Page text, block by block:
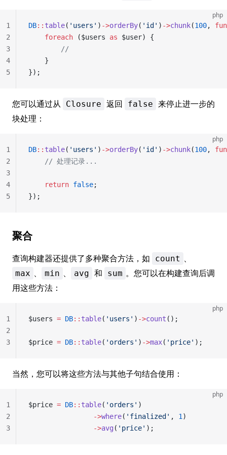
php
DB:: table( 'users' ) ->orderBy( 'id' ) ->chunk(100,
    foreach
($users as $user) {
        //
    }
});
1
2
3
4
5
您可以通过从 Closure 返回 false 来停止进一步的
块处理：
php
DB:: table( 'users' ) ->orderBy( 'id' ) ->chunk(100,
    // 处理记录...
    return
false;
});
1
2
3
4
5
聚合
查询构建器还提供了多种聚合方法，如 count 、
max 、 min 、 avg 和 sum 。您可以在构建查询后调
用这些方法：
php
$users = DB:: table( 'users' ) ->count ();
$price = DB:: table( 'orders' ) ->max( 'price' );
1
2
3
当然，您可以将这些方法与其他子句结合使用：
php
$price = DB:: table( 'orders' )
                ->
where( 'finalized' , 1 )
                ->
avg ( 'price' );
1
2
3